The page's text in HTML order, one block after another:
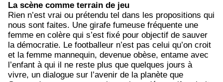
La scène comme terrain de jeu
Rien n’est vrai ou prétendu tel dans les propositions qui
nous sont faites. Une girafe fumeuse fréquente une
femme en colère qui s’est fixé pour objectif de sauver
la démocratie. Le footballeur n’est pas celui qu’on croit
et la femme mannequin, devenue obèse, entame avec
l’enfant à qui il ne reste plus que quelques jours à
vivre, un dialogue sur l’avenir de la planète que